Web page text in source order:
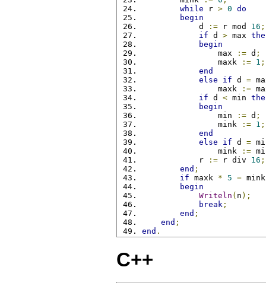
while r > 0 do
begin
            d
:= r mod 16 ;
if d > max
begin
                max
:= d ;
                maxk
:= 1 ;
end
else
if d =
                maxk
:=
if d < min
begin
                min
:= d ;
                mink
:= 1 ;
end
else
if d =
                mink
:=
            r
:= r div 16 ;
end ;
if maxk * 5 =
begin
Writeln ( n );
break ;
end ;
end ;
end .
C++